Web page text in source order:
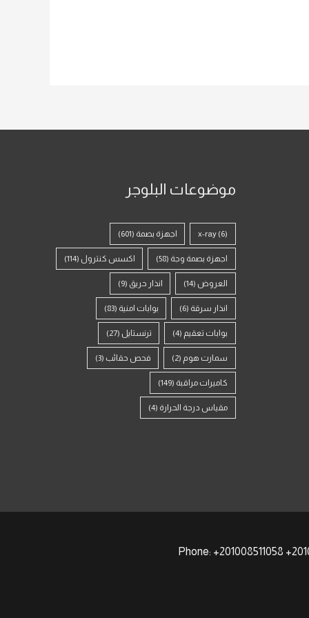
موضوعات البلوجر
x-ray (6) اجهزة بصمة (601)
اجهزة بصمة وجة (58) اكسس كنترول (114)
العروض (14) انذار حريق (9)
انذار سرقة (6) بوابات امنية (83)
بوابات تعقيم (4) ترنستايل (27)
سمارت هوم (2) فحص حقائب (3)
كاميرات مراقبة (149)
مقياس درجة الحرارة (4)